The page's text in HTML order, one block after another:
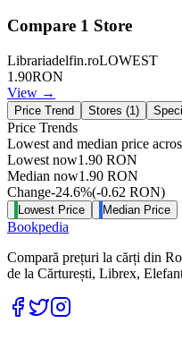
Compare 1 Store
Librariadelfin.roLOWEST
1.90RON
View →
Price Trend Stores (1)
Price Trends
Lowest and median price
Lowest now1.90 RON
Median now1.90 RON
Change-24.6%(-0.62 RON)
Lowest Price Median Price
Bookpedia
Compară prețuri la cărți din
de la Cărturești, Librex,
Facebook
Twitter